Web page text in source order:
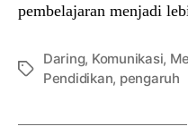
pembelajaran menjadi
Tags
Daring, Komunikasi,
Pendidikan, pengaruh